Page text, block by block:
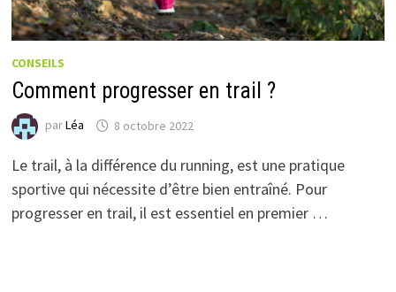
CONSEILS
Comment progresser en trail ?
parLéa 8 octobre 2022
Le trail, à la différence du running, est une pratique
sportive qui nécessite d’être bien entraîné. Pour
progresser en trail, il est essentiel en premier …